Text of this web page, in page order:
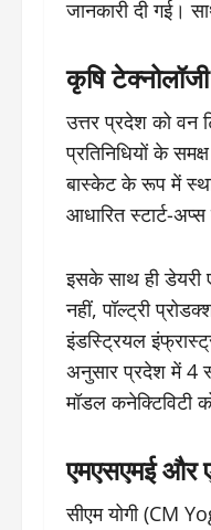
जानकारी दी गई।
कृषि
उत्तर प्रदेश को वन
प्रतिनिधियों के
बास्केट के रूप में
आधारित स्टार्ट-अप्स
इसके साथ ही डेयरी
नहीं, पॉल्ट्री
इंडस्ट्रियल
अनुसार प्रदेश में 4
मॉडल कनेक्टिविटी
एमएसएमई और
सीएम योगी (CM